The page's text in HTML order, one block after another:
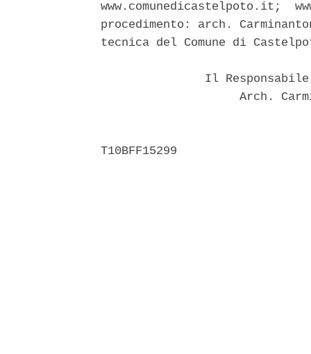
www.comunedicastelpoto.it;
procedimento: arch.
tecnica del Comune di
Il
Arch.